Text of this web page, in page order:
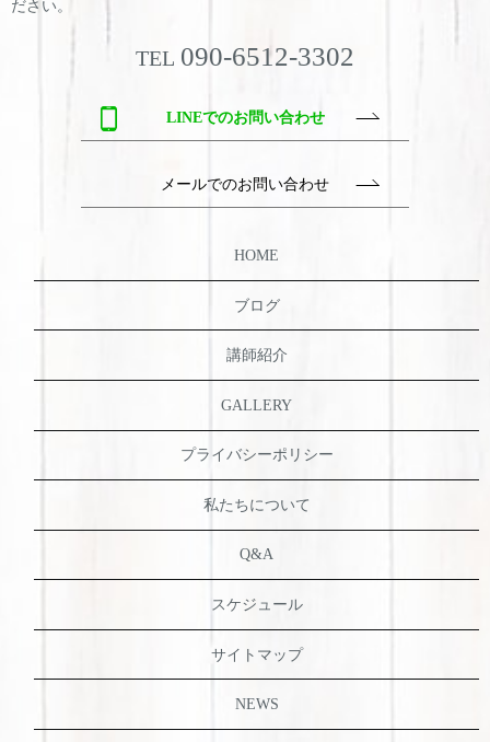
ださい。
TEL 090-6512-3302
LINEでのお問い合わせ
メールでのお問い合わせ
HOME
ブログ
講師紹介
GALLERY
プライバシーポリシー
私たちについて
Q&A
スケジュール
サイトマップ
NEWS